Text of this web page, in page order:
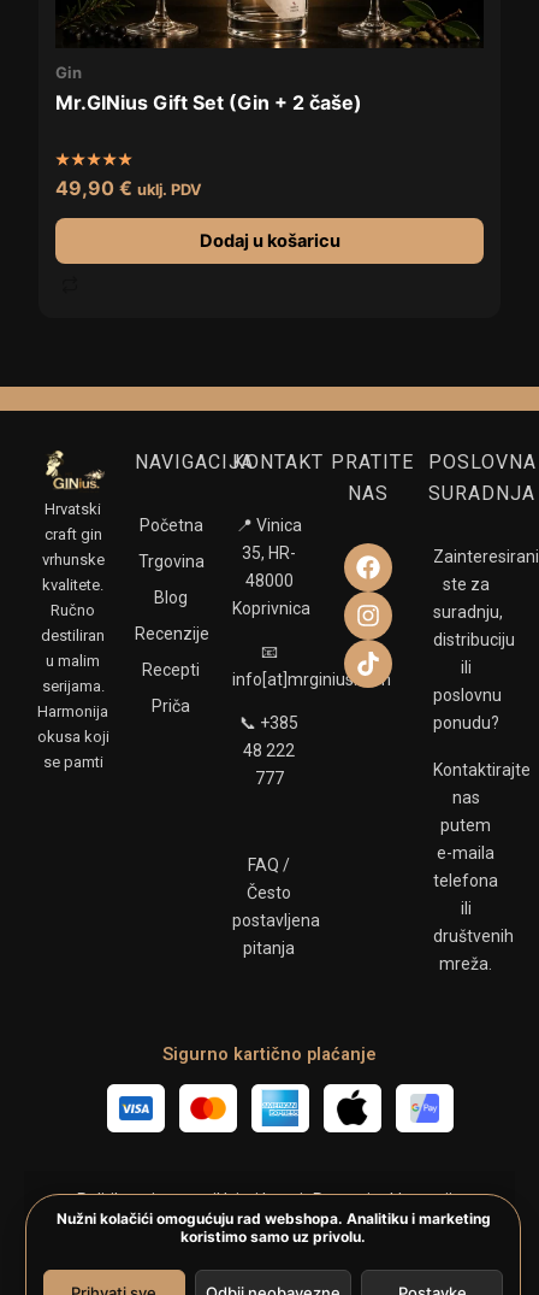
Nužni kolačići omogućuju rad webshopa. Analitiku i marketing
koristimo samo uz privolu.
Gin
Mr.GINius Gift Set (Gin + 2 čaše)
Ocijenjeno
5.00
49,90 € uklj. PDV
Dodaj u košaricu
Hrvatski
craft gin
vrhunske
kvalitete.
Ručno
destiliran
u malim
serijama.
Harmonija
okusa koji
se pamti
NAVIGACIJA
Početna
Trgovina
Blog
Recenzije
Recepti
Priča
KONTAKT
📍 Vinica
35, HR-
48000
Koprivnica
📧
info[at]mrginius.com
📞 +385
48 222
777
FAQ /
Često
postavljena
pitanja
PRATITE
NAS
F
a
c
e
b
o
I
n
s
t
a
g
T
i
k
t
o
k
SURADNJA
Zainteresirani
ste za
suradnju,
distribuciju
ili
poslovnu
ponudu?
Kontaktirajte
nas
putem
e-maila
telefona
ili
društvenih
mreža.
Sigurno kartično plaćanje
Politika privatnostiUvjeti kupnjePovrat i reklamacije
Postavke kolačića
Copyright © Mr.GINius 2026 / Proizvodi i puni Refil d.o.o.